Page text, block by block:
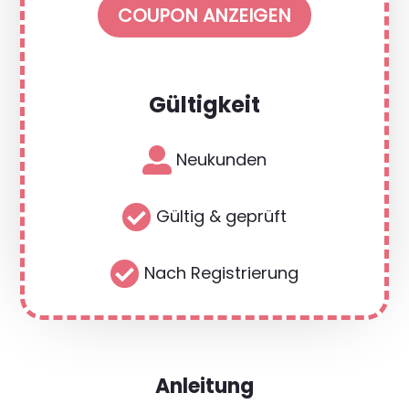
COUPON ANZEIGEN
Gültigkeit
 Neukunden
 Gültig & geprüft
 Nach Registrierung
Anleitung